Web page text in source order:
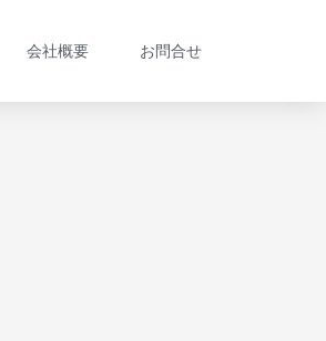
会社概要 お問合せ